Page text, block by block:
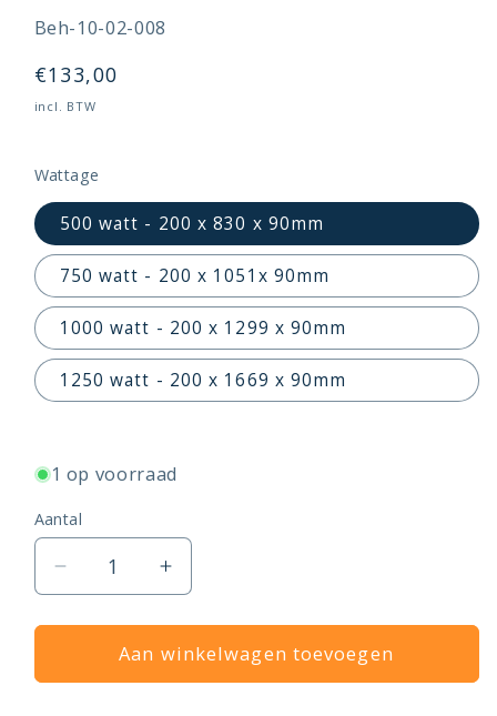
SKU:
Beh-10-02-008
Normale
prijs
€133,00
incl. BTW
Wattage
500 watt - 200 x 830 x 90mm
750 watt - 200 x 1051x 90mm
1000 watt - 200 x 1299 x 90mm
1250 watt - 200 x 1669 x 90mm
1 op voorraad
Aantal
Aantal
verlagen
voor
elektrische
Aantal
verhogen
voor
Beha
elektrische
Aan winkelwagen toevoegen